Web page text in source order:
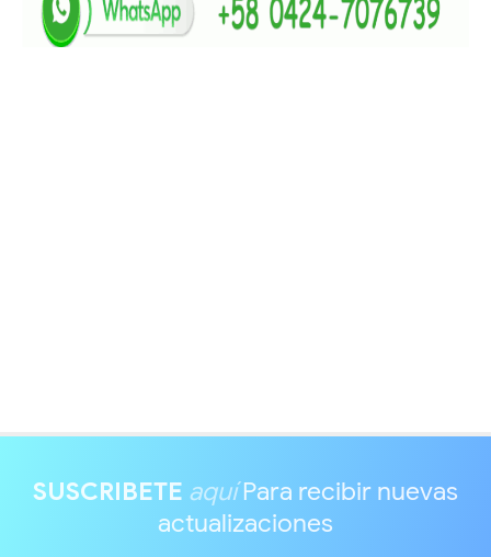
SUSCRIBETE aquíPara recibir nuevas
actualizaciones